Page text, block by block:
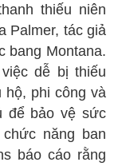
thiếu niên
Palmer, tác giả
bang Montana.
dễ bị thiếu
phi công và
để bảo vệ sức
năng ban
báo cáo rằng